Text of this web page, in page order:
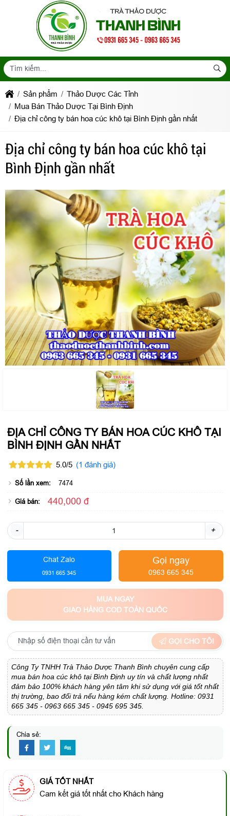
Sản phẩm
Thảo Dược Các Tỉnh
Mua Bán Thảo Dược Tại Bình Định
Địa chỉ công ty bán hoa cúc khô tại Bình Định gần nhất
Địa chỉ công ty bán hoa cúc khô tại
Bình Định gần nhất
ĐỊA CHỈ CÔNG TY BÁN HOA CÚC KHÔ TẠI
BÌNH ĐỊNH GẦN NHẤT
5.0/5 (1 đánh giá)
Số lần xem: 7474
Giá bán: 440,000 đ
- +
Chat Zalo
0931 665 345
Gọi ngay
0963 665 345
MUA NGAY
GIAO HÀNG COD TOÀN QUỐC
GỌI CHO TÔI
Công Ty TNHH Trà Thảo Dược Thanh Bình chuyên cung cấp
mua bán hoa cúc khô tại Bình Định uy tín và chất lượng nhất
đảm bảo 100% khách hàng yên tâm khi sử dụng với giá tốt nhất
thị trường, bao đổi trả nếu hàng kém chất lượng. Hotline: 0931
665 345 - 0963 665 345 - 0945 695 345.
Chia sẻ:
GIÁ TỐT NHẤT
Cam kết giá tốt nhất cho Khách hàng